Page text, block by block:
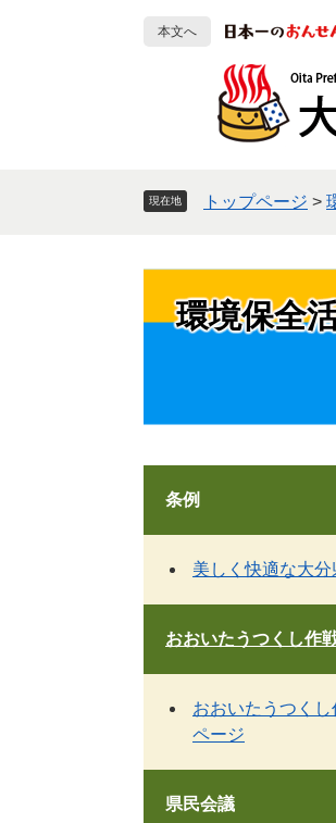
本文へ
現在地 トップページ >
環境保全
条例
美しく快適な大分
おおいたうつくし作
おおいたうつく
ページ
県民会議